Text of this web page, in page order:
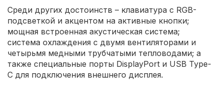
Среди других достоинств – клавиатура с RGB-
подсветкой и акцентом на активные кнопки;
мощная встроенная акустическая система;
система охлаждения с двумя вентиляторами и
четырьмя медными трубчатыми тепловодами; а
также специальные порты DisplayPort и USB Type-
C для подключения внешнего дисплея.